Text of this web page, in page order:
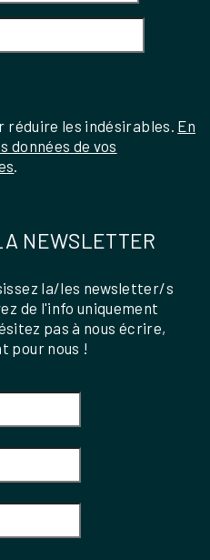
réduire les indésirables. En
données de vos
.
NEWSLETTER
la/les newsletter/s
de l'info uniquement
pas à nous écrire,
pour nous !